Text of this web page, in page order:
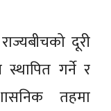
दूरी
गर्ने र
तहमा